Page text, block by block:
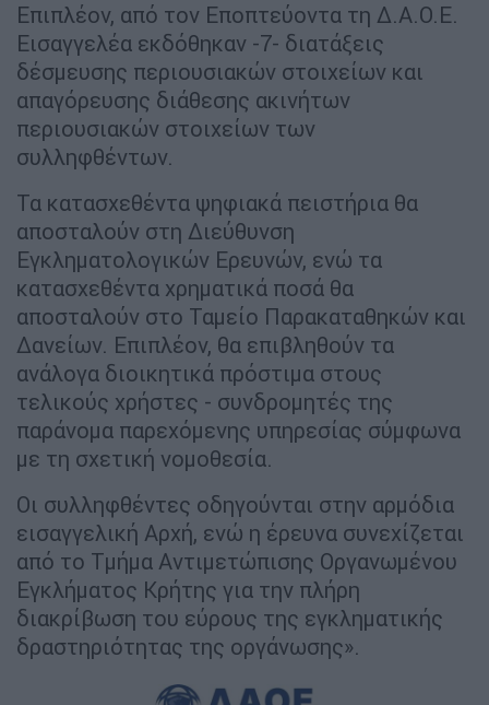
Επιπλέον, από τον Εποπτεύοντα τη Δ.Α.Ο.Ε.
Εισαγγελέα εκδόθηκαν -7- διατάξεις
δέσμευσης περιουσιακών στοιχείων και
απαγόρευσης διάθεσης ακινήτων
περιουσιακών στοιχείων των
συλληφθέντων.
Τα κατασχεθέντα ψηφιακά πειστήρια θα
αποσταλούν στη Διεύθυνση
Εγκληματολογικών Ερευνών, ενώ τα
κατασχεθέντα χρηματικά ποσά θα
αποσταλούν στο Ταμείο Παρακαταθηκών και
Δανείων. Επιπλέον, θα επιβληθούν τα
ανάλογα διοικητικά πρόστιμα στους
τελικούς χρήστες - συνδρομητές της
παράνομα παρεχόμενης υπηρεσίας σύμφωνα
με τη σχετική νομοθεσία.
Οι συλληφθέντες οδηγούνται στην αρμόδια
εισαγγελική Αρχή, ενώ η έρευνα συνεχίζεται
από το Τμήμα Αντιμετώπισης Οργανωμένου
Εγκλήματος Κρήτης για την πλήρη
διακρίβωση του εύρους της εγκληματικής
δραστηριότητας της οργάνωσης».